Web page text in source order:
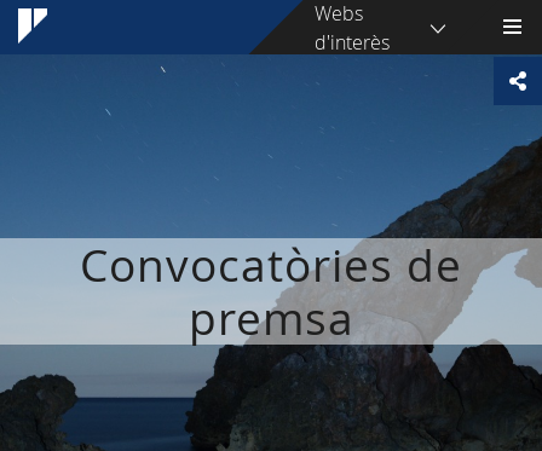
Webs
d'interès
Convocatòries de
premsa